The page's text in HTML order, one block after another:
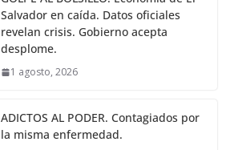
Salvador en caída. Datos oficiales
revelan crisis. Gobierno acepta
desplome.
1 agosto, 2026
ADICTOS AL PODER. Contagiados por
la misma enfermedad.